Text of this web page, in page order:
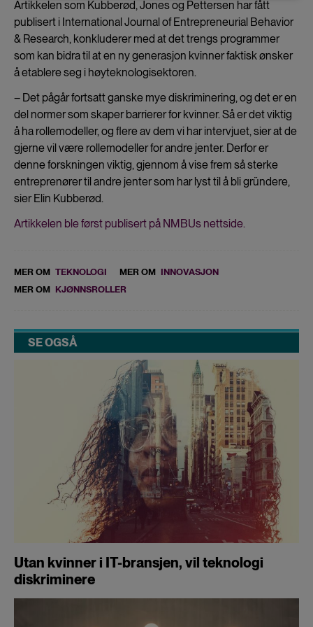
Artikkelen som Kubberød, Jones og Pettersen har fått
publisert i International Journal of Entrepreneurial Behavior
& Research, konkluderer med at det trengs programmer
som kan bidra til at en ny generasjon kvinner faktisk ønsker
å etablere seg i høyteknologisektoren.
– Det pågår fortsatt ganske mye diskriminering, og det er en
del normer som skaper barrierer for kvinner. Så er det viktig
å ha rollemodeller, og flere av dem vi har intervjuet, sier at de
gjerne vil være rollemodeller for andre jenter. Derfor er
denne forskningen viktig, gjennom å vise frem så sterke
entreprenører til andre jenter som har lyst til å bli gründere,
sier Elin Kubberød.
Artikkelen ble først publisert på NMBUs nettside.
MER OM TEKNOLOGI MER OM INNOVASJON
MER OM KJØNNSROLLER
SE OGSÅ
Utan kvinner i IT-bransjen, vil teknologi
diskriminere
and
cookies